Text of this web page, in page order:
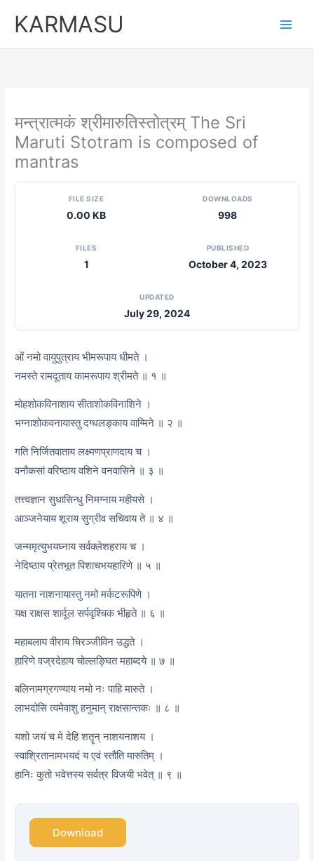
KARMASU
मन्त्रात्मकं श्रीमारुतिस्तोत्रम् The Sri
Maruti Stotram is composed of
mantras
FILE SIZE
0.00 KB
DOWNLOADS
998
FILES
1
PUBLISHED
October 4, 2023
UPDATED
July 29, 2024
ओं नमो वायुपुत्राय भीमरूपाय धीमते ।
नमस्ते रामदूताय कामरूपाय श्रीमते ॥ १ ॥
मोहशोकविनाशाय सीताशोकविनाशिने ।
भग्नाशोकवनायास्तु दग्धलङ्काय वाग्मिने ॥ २ ॥
गति निर्जितवाताय लक्ष्मणप्राणदाय च ।
वनौकसां वरिष्ठाय वशिने वनवासिने ॥ ३ ॥
तत्त्वज्ञान सुधासिन्धु निमग्नाय महीयसे ।
आञ्जनेयाय शूराय सुग्रीव सचिवाय ते ॥ ४ ॥
जन्ममृत्युभयघ्नाय सर्वक्लेशहराय च ।
नेदिष्ठाय प्रेतभूत पिशाचभयहारिणे ॥ ५ ॥
यातना नाशनायास्तु नमो मर्कटरूपिणे ।
यक्ष राक्षस शार्दूल सर्पवृश्चिक भीहृते ॥ ६ ॥
महाबलाय वीराय चिरञ्जीविन उद्धते ।
हारिणे वज्रदेहाय चोल्लङ्घित महाब्दये ॥ ७ ॥
बलिनामग्रगण्याय नमो नः पाहि मारुते ।
लाभदोसि त्वमेवाशु हनुमान् राक्षसान्तकः ॥ ८ ॥
यशो जयं च मे देहि शतॄन् नाशयनाशय ।
स्वाश्रितानामभयदं य एवं स्तौति मारुतिम् ।
हानिः कुतो भवेत्तस्य सर्वत्र विजयी भवेत् ॥ ९ ॥
Download